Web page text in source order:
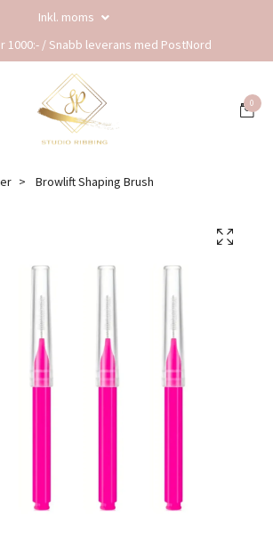
Inkl. moms
1000:- / Snabb leverans med PostNord
0
Browlift Shaping Brush